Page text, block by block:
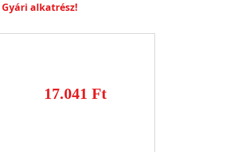
Gyári alkatrész!
17.041 Ft